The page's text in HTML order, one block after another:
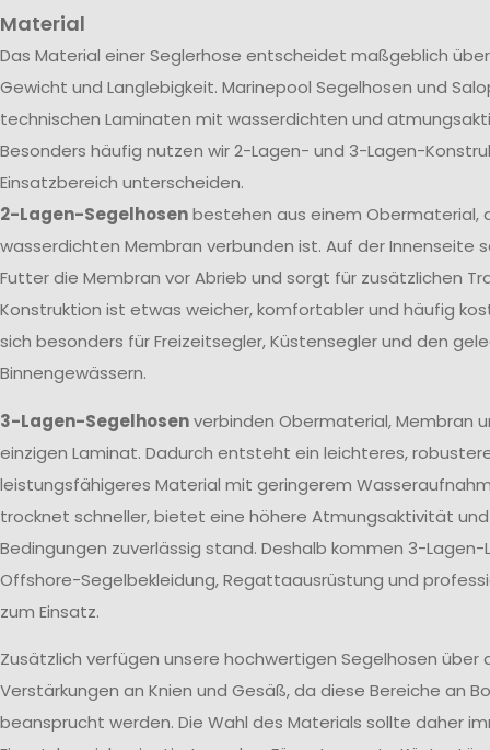
Material
Das Material einer Seglerhose entscheidet maßgeblich
Gewicht und Langlebigkeit. Marinepool Segelhosen und
technischen Laminaten mit wasserdichten und
Besonders häufig nutzen wir 2-Lagen- und 3-Lagen-
Einsatzbereich unterscheiden.
2-Lagen-Segelhosenbestehen aus einem Obermaterial,
wasserdichten Membran verbunden ist. Auf der Innenseite
Futter die Membran vor Abrieb und sorgt für zusätzlichen
Konstruktion ist etwas weicher, komfortabler und häufig
sich besonders für Freizeitsegler, Küstensegler und den
Binnengewässern.
3-Lagen-Segelhosenverbinden Obermaterial, Membran
einzigen Laminat. Dadurch entsteht ein leichteres,
leistungsfähigeres Material mit geringerem
trocknet schneller, bietet eine höhere Atmungsaktivität
Bedingungen zuverlässig stand. Deshalb kommen 3-
Offshore-Segelbekleidung, Regattaausrüstung und
zum Einsatz.
Zusätzlich verfügen unsere hochwertigen Segelhosen über
Verstärkungen an Knien und Gesäß, da diese Bereiche an
beansprucht werden. Die Wahl des Materials sollte daher